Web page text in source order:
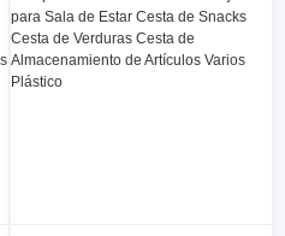
almacenamiento de comida
para mascotas de 10.00 kg,
comida para perros